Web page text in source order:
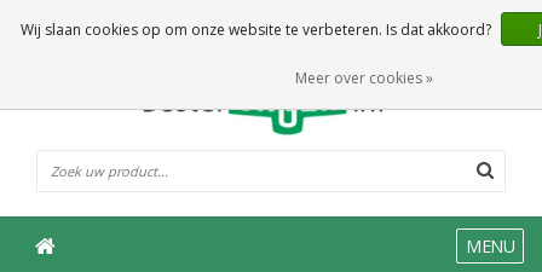
0 Artikelen
MENU
Wij slaan cookies op om onze website te verbeteren. Is dat akkoord?
Meer over cookies »